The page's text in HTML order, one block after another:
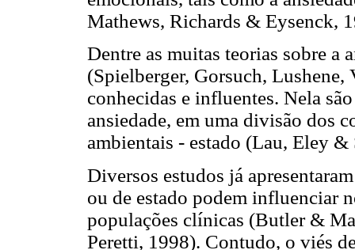
Mathews, Richards & Eysenck,
Dentre as muitas teorias sobre a
(Spielberger, Gorsuch, Lushene,
conhecidas e influentes. Nela
ansiedade, em uma divisão dos
ambientais - estado (Lau, Eley &
Diversos estudos já
ou de estado podem influenciar
populações clínicas (Butler &
Peretti, 1998). Contudo, o viés